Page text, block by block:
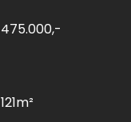
475.000,-
121m²